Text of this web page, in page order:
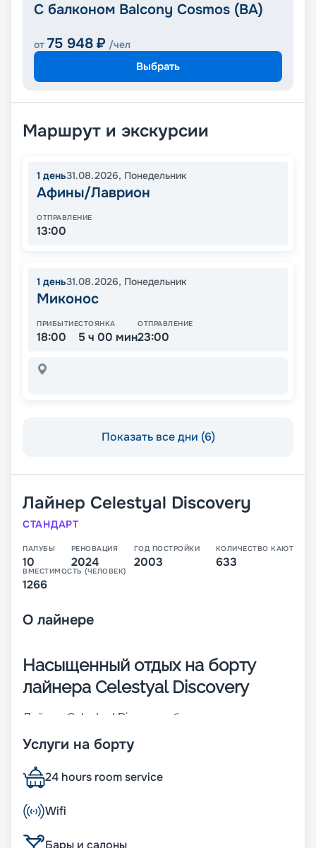
С балконом Balcony Cosmos (BA)
от 75 948 ₽ /чел
Выбрать
Маршрут и экскурсии
1 день31.08.2026, Понедельник
Афины/Лаврион
ОТПРАВЛЕНИЕ
13:00
1 день31.08.2026, Понедельник
Миконос
ПРИБЫТИЕ
18:00
СТОЯНКА
5 ч 00 мин
ОТПРАВЛЕНИЕ
23:00
Показать все дни (6)
Лайнер Celestyal Discovery
СТАНДАРТ
ПАЛУБЫ
10
РЕНОВАЦИЯ
2024
ГОД ПОСТРОЙКИ
2003
КОЛИЧЕСТВО КАЮТ
633
ВМЕСТИМОСТЬ (ЧЕЛОВЕК)
1266
О лайнере
Насыщенный отдых на борту
лайнера Celestyal Discovery
Лайнер Celestyal Discovery был построен и
реновацию в 2022 году и условия на его борту
современного круизного бизнеса. Судно
относится к классу Celestyal и имеет в своем
распоряжении 720 кают, в которых могут
разместиться 1450 пассажиров. На борту гостей
интересная программа.
Услуги на борту
24 hours room service
Wifi
Бары и салоны